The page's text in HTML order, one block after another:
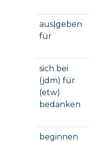
aus|geben
für
sich bei
(jdm) für
(etw)
bedanken
beginnen